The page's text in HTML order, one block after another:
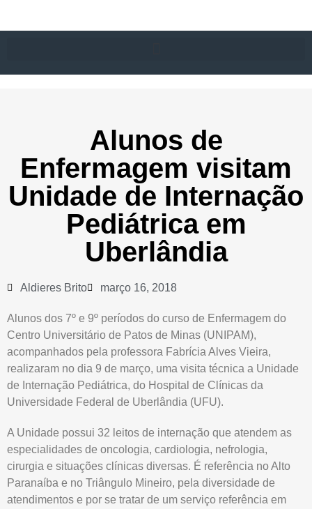
Alunos de
Enfermagem visitam
Unidade de Internação
Pediátrica em
Uberlândia
Aldieres Brito março 16, 2018
Alunos dos 7º e 9º períodos do curso de Enfermagem do
Centro Universitário de Patos de Minas (UNIPAM),
acompanhados pela professora Fabrícia Alves Vieira,
realizaram no dia 9 de março, uma visita técnica a Unidade
de Internação Pediátrica, do Hospital de Clínicas da
Universidade Federal de Uberlândia (UFU).
A Unidade possui 32 leitos de internação que atendem as
especialidades de oncologia, cardiologia, nefrologia,
cirurgia e situações clínicas diversas. É referência no Alto
Paranaíba e no Triângulo Mineiro, pela diversidade de
atendimentos e por se tratar de um serviço referência em